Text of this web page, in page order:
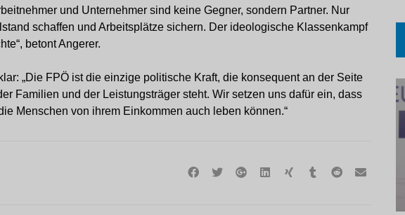
und Unternehmer sind keine Gegner, sondern Partner. Nur
schaffen und Arbeitsplätze sichern. Der ideologische Klassenkampf
betont Angerer.
„Die FPÖ ist die einzige politische Kraft, die konsequent an der Seite
Familien und der Leistungsträger steht. Wir setzen uns dafür ein, dass
Menschen von ihrem Einkommen auch leben können.“